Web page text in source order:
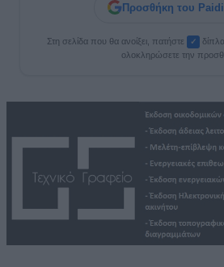
Προσθήκη του
Στη σελίδα που θα ανοίξει, πατήστε ✓
ολοκληρώσετε την